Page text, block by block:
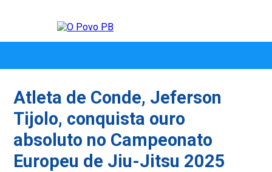
Atleta de Conde, Jeferson
Tijolo, conquista ouro
absoluto no Campeonato
Europeu de Jiu-Jitsu 2025